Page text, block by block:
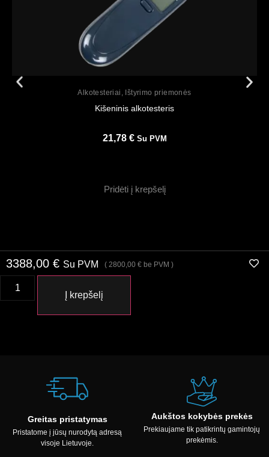
Alkotesteriai , Ištyrimo priemonės
Kišeninis alkotesteris
21,78 € Su PVM
Pridėti į krepšelį
3388,00 € Su PVM ( 2800,00 € be PVM )
Į krepšelį
Greitas pristatymas
Pristatome į jūsų nurodytą adresą
visoje Lietuvoje.
Aukštos kokybės prekės
Prekiaujame tik patikrintų gamintojų
prekėmis.